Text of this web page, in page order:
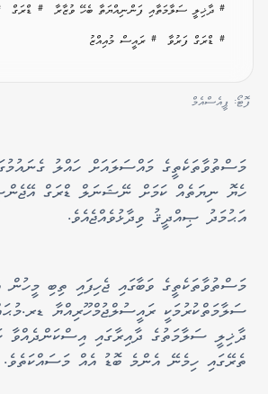
# ދާޚިލީ ސަލާމަތާއި ފަންނިއްޔަތާ ބެހޭ ވުޒާރާ # ޑްރަގް
# ޑްރަގް ފަރުވާ # ރައީސް މުއިއްޒު
ފޮޓޯ: ޕީއެސްއެމް
މަސްތުވާތަކެތީގެ މައްސަލައަށް ހައްލު
ހެޔޮ ނިޔަތެއް ކަމަށް ނޭޝަނަލް ޑްރަގް
އަޙުމަދު ޞިއްދީޤު ވިދާޅުވެއްޖެއެވެ.
މަސްތުވާތަކެތީގެ ވަބާގައި ޖެހިފައި ތިބި މީހުން
ސަލާމަތްކުރުމަކީ ރައީސުލްޖުމްހޫރިއްޔާ
ދާޚިލީ ސަލާމަތުގެ ދާއިރާގައި އިސްކަންދެއްވާ
ތެރޭގައި ހިމެނޭ އެންމެ ބޮޑު އެއް މަސައްކަތެވެ.